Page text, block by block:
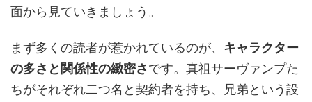
面から見ていきましょう。
まず多くの読者が惹かれているのが、 キャラクター
の多さと関係性の緻密さです。真祖サーヴァンプた
ちがそれぞれ二つ名と契約者を持ち、兄弟という設